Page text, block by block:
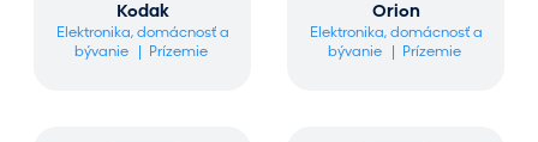
Kodak
Elektronika, domácnosť a
bývanie
Prízemie
Orion
Elektronika, domácnosť a
bývanie
Prízemie